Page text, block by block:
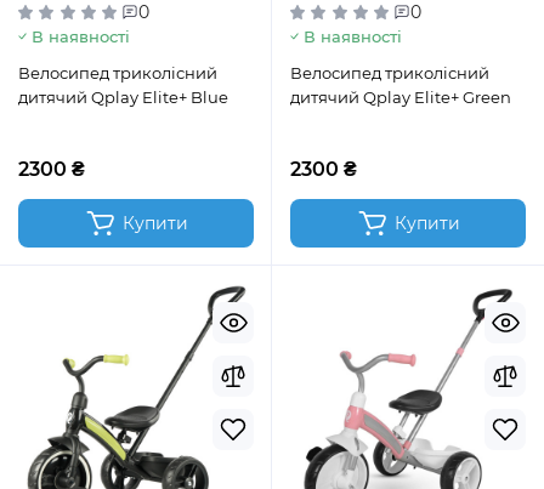
0
В наявності
Велосипед триколісний
дитячий Qplay Elite+ Blue
2300 ₴
Купити
0
В наявності
Велосипед триколісний
дитячий Qplay Elite+ Green
2300 ₴
Купити